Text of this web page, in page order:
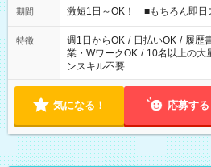
期間 激短1日～OK！ ■もちろん即
特徴 週1日からOK / 日払いOK / 履歴
業・WワークOK / 10名以上の大
ンスキル不要
気になる！ 応募する